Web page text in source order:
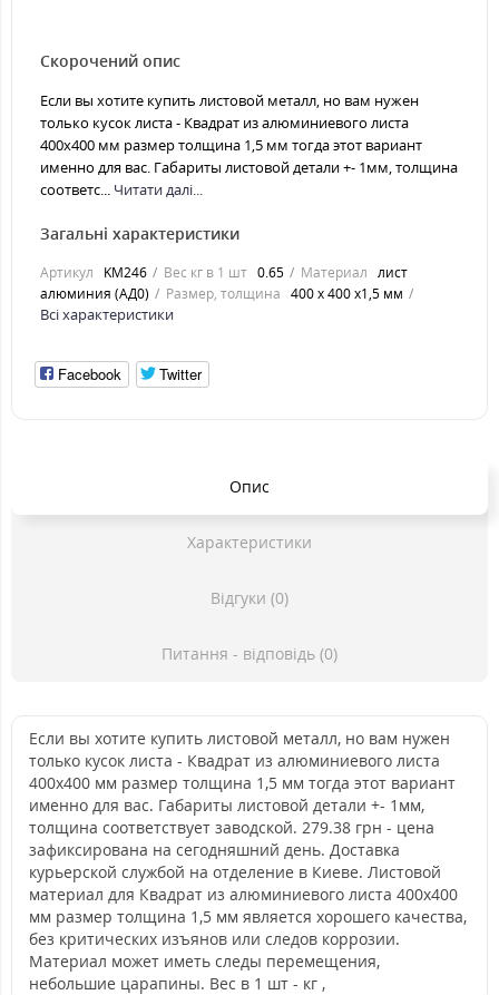
Скорочений опис
Если вы хотите купить листовой металл, но вам нужен
только кусок листа - Квадрат из алюминиевого листа
400х400 мм размер толщина 1,5 мм тогда этот вариант
именно для вас. Габариты листовой детали +- 1мм, толщина
соответс... Читати далі...
Загальні характеристики
Артикул KM246 Вес кг в 1 шт 0.65 Материал лист
алюминия (АД0)
Размер, толщина 400 х 400 х1,5 мм
Всі характеристики
Facebook Twitter
Опис
Характеристики
Відгуки (0)
Питання - відповідь (0)
Если вы хотите купить листовой металл, но вам нужен
только кусок листа - Квадрат из алюминиевого листа
400х400 мм размер толщина 1,5 мм тогда этот вариант
именно для вас. Габариты листовой детали +- 1мм,
толщина соответствует заводской. 279.38 грн - цена
зафиксирована на сегодняшний день. Доставка
курьерской службой на отделение в Киеве. Листовой
материал для Квадрат из алюминиевого листа 400х400
мм размер толщина 1,5 мм является хорошего качества,
без критических изъянов или следов коррозии.
Материал может иметь следы перемещения,
небольшие царапины. Вес в 1 шт - кг ,